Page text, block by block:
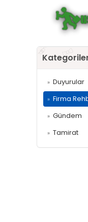
» Duyurular
» Firma
» Gündem
» Tamirat